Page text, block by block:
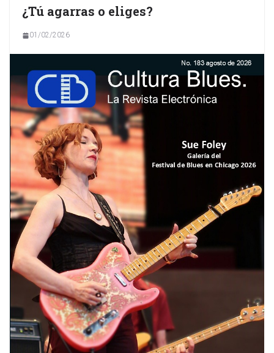
¿Tú agarras o eliges?
01/02/2026